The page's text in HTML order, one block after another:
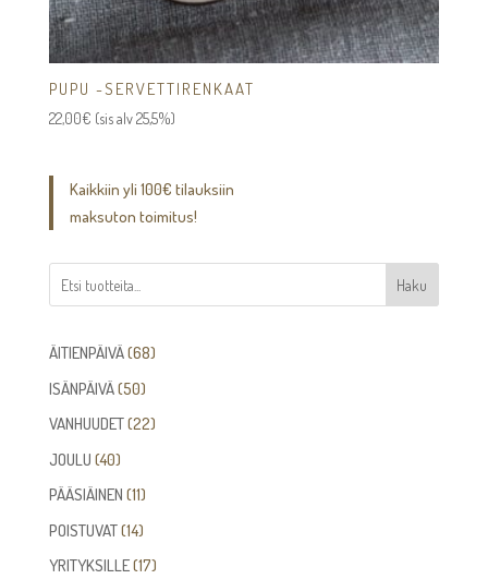
PUPU -SERVETTIRENKAAT
22,00€ (sis alv 25,5%)
Kaikkiin yli 100€ tilauksiin
maksuton toimitus!
Haku
ÄITIENPÄIVÄ 6868
ISÄNPÄIVÄ 5050
tuotetta
VANHUUDET 2222
JOULU 4040
tuotetta
PÄÄSIÄINEN 1111
tuotetta
POISTUVAT 1414
tuotetta
YRITYKSILLE 1717